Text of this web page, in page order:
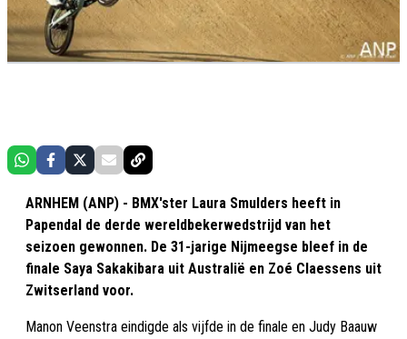
ARNHEM (ANP) - BMX'ster Laura Smulders heeft in
Papendal de derde wereldbekerwedstrijd van het
seizoen gewonnen. De 31-jarige Nijmeegse bleef in de
finale Saya Sakakibara uit Australië en Zoé Claessens uit
Zwitserland voor.
Manon Veenstra eindigde als vijfde in de finale en Judy Baauw